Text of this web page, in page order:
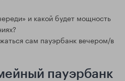
и какой будет мощность
сам пауэрбанк вечером/в
пауэрбанк